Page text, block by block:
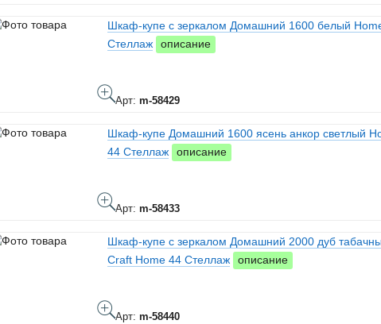
Шкаф-купе с зеркалом Домашний 1600 белый
Стеллаж
описание
Арт: m-58429
Шкаф-купе Домашний 1600 ясень анкор светлый
44 Стеллаж
описание
Арт: m-58433
Шкаф-купе с зеркалом Домашний 2000 дуб
Craft Home 44 Стеллаж
описание
Арт: m-58440